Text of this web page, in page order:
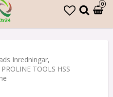
0
Inredningar,
PROLINE TOOLS HSS